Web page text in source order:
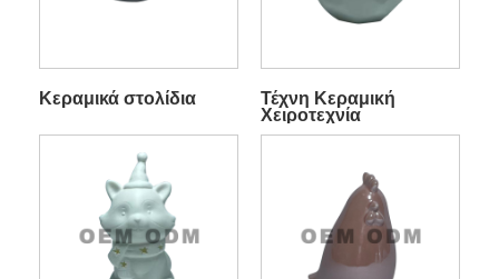
Κεραμικά στολίδια
Τέχνη Κεραμική
Χειροτεχνία